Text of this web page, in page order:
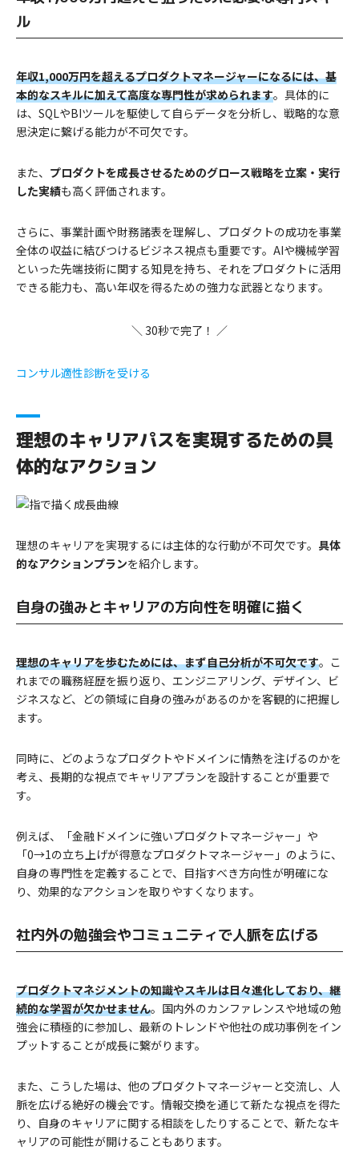
ル
年収1,000万円を超えるプロダクトマネージャーになるには、基
本的なスキルに加えて高度な専門性が求められます。具体的に
は、SQLやBIツールを駆使して自らデータを分析し、戦略的な意
思決定に繋げる能力が不可欠です。
また、 プロダクトを成長させるためのグロース戦略を立案・実行
した実績も高く評価されます。
さらに、事業計画や財務諸表を理解し、プロダクトの成功を事業
全体の収益に結びつけるビジネス視点も重要です。AIや機械学習
といった先端技術に関する知見を持ち、それをプロダクトに活用
できる能力も、高い年収を得るための強力な武器となります。
＼ 30秒で完了！ ／
コンサル適性診断を受ける
理想のキャリアパスを実現するための具
体的なアクション
理想のキャリアを実現するには主体的な行動が不可欠です。 具体
的なアクションプランを紹介します。
自身の強みとキャリアの方向性を明確に描く
理想のキャリアを歩むためには、まず自己分析が不可欠です。こ
れまでの職務経歴を振り返り、エンジニアリング、デザイン、ビ
ジネスなど、どの領域に自身の強みがあるのかを客観的に把握し
ます。
同時に、どのようなプロダクトやドメインに情熱を注げるのかを
考え、長期的な視点でキャリアプランを設計することが重要で
す。
例えば、「金融ドメインに強いプロダクトマネージャー」や
「0→1の立ち上げが得意なプロダクトマネージャー」のように、
自身の専門性を定義することで、目指すべき方向性が明確にな
り、効果的なアクションを取りやすくなります。
社内外の勉強会やコミュニティで人脈を広げる
プロダクトマネジメントの知識やスキルは日々進化しており、継
続的な学習が欠かせません。国内外のカンファレンスや地域の勉
強会に積極的に参加し、最新のトレンドや他社の成功事例をイン
プットすることが成長に繋がります。
また、こうした場は、他のプロダクトマネージャーと交流し、人
脈を広げる絶好の機会です。情報交換を通じて新たな視点を得た
り、自身のキャリアに関する相談をしたりすることで、新たなキ
ャリアの可能性が開けることもあります。